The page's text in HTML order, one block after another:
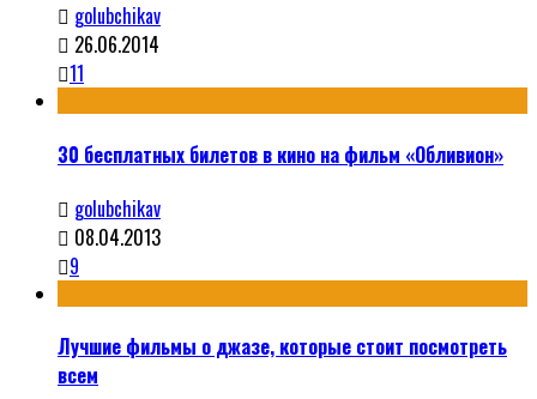
golubchikav
26.06.2014
11
30 бесплатных билетов в кино на фильм «Обливион»
golubchikav
08.04.2013
9
Лучшие фильмы о джазе, которые стоит посмотреть
всем